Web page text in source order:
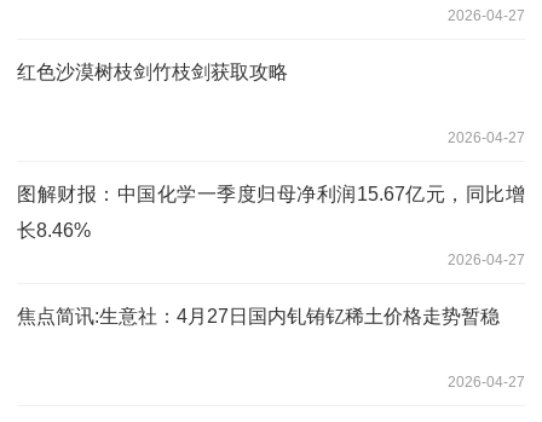
2026-04-27
红色沙漠树枝剑竹枝剑获取攻略
2026-04-27
图解财报：中国化学一季度归母净利润15.67亿元，同比增
长8.46%
2026-04-27
焦点简讯:生意社：4月27日国内钆铕钇稀土价格走势暂稳
2026-04-27